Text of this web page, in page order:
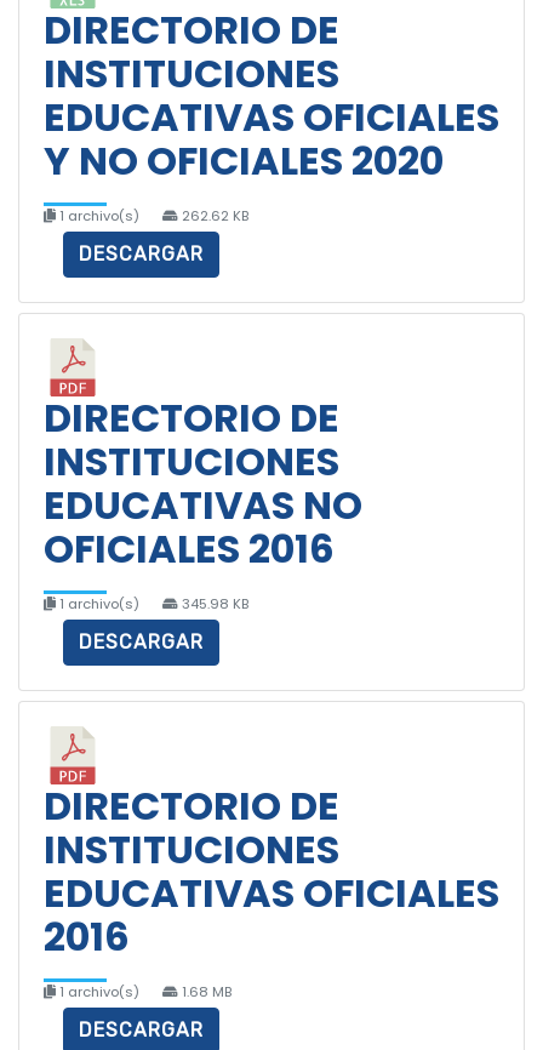
DIRECTORIO DE
INSTITUCIONES
EDUCATIVAS OFICIALES
Y NO OFICIALES 2020
1 archivo(s) 262.62 KB
DESCARGAR
DIRECTORIO DE
INSTITUCIONES
EDUCATIVAS NO
OFICIALES 2016
1 archivo(s) 345.98 KB
DESCARGAR
DIRECTORIO DE
INSTITUCIONES
EDUCATIVAS OFICIALES
2016
1 archivo(s) 1.68 MB
DESCARGAR